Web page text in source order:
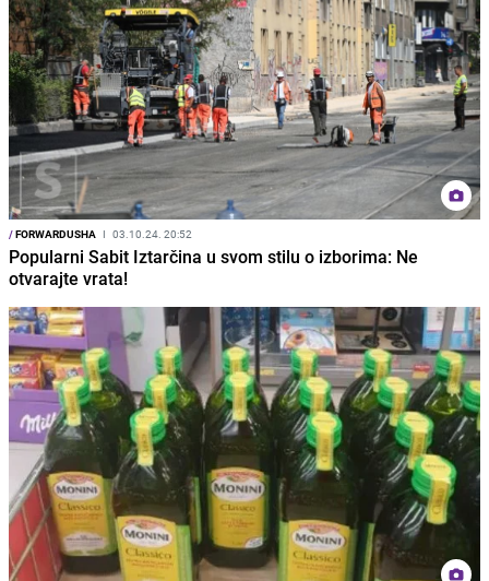
/FORWARDUSHA I 03.10.24. 20:52
Popularni Sabit Iztarčina u svom stilu o izborima: Ne
otvarajte vrata!